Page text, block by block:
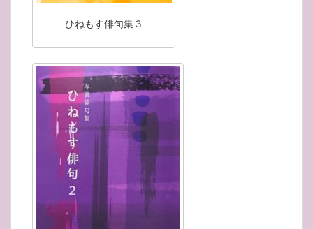
ひねもす俳句集３